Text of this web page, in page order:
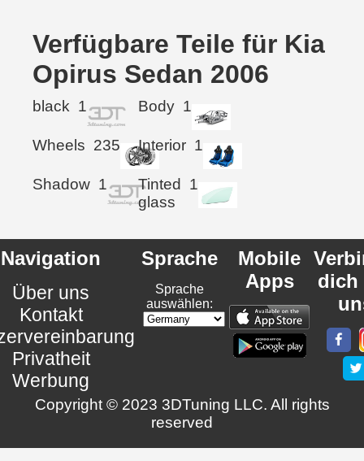
Verfügbare Teile für Kia
Opirus Sedan 2006
black 1 Body 1
Wheels 235 Interior 1
Shadow 1
Tinted
glass
1
Navigation
Über uns
Kontakt
Privatheit
Werbung
Sprache
Sprache
auswählen:
Mobile
Apps
dich
Copyright © 2023 3DTuning LLC. All rights
reserved